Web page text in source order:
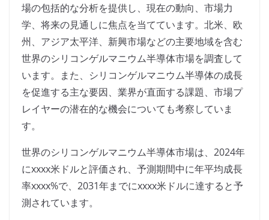
場の包括的な分析を提供し、現在の動向、市場力
学、将来の見通しに焦点を当てています。北米、欧
州、アジア太平洋、新興市場などの主要地域を含む
世界のシリコンゲルマニウム半導体市場を調査して
います。また、シリコンゲルマニウム半導体の成長
を促進する主な要因、業界が直面する課題、市場プ
レイヤーの潜在的な機会についても考察していま
す。
世界のシリコンゲルマニウム半導体市場は、2024年
にxxxx米ドルと評価され、予測期間中に年平均成長
率xxxx%で、2031年までにxxxx米ドルに達すると予
測されています。